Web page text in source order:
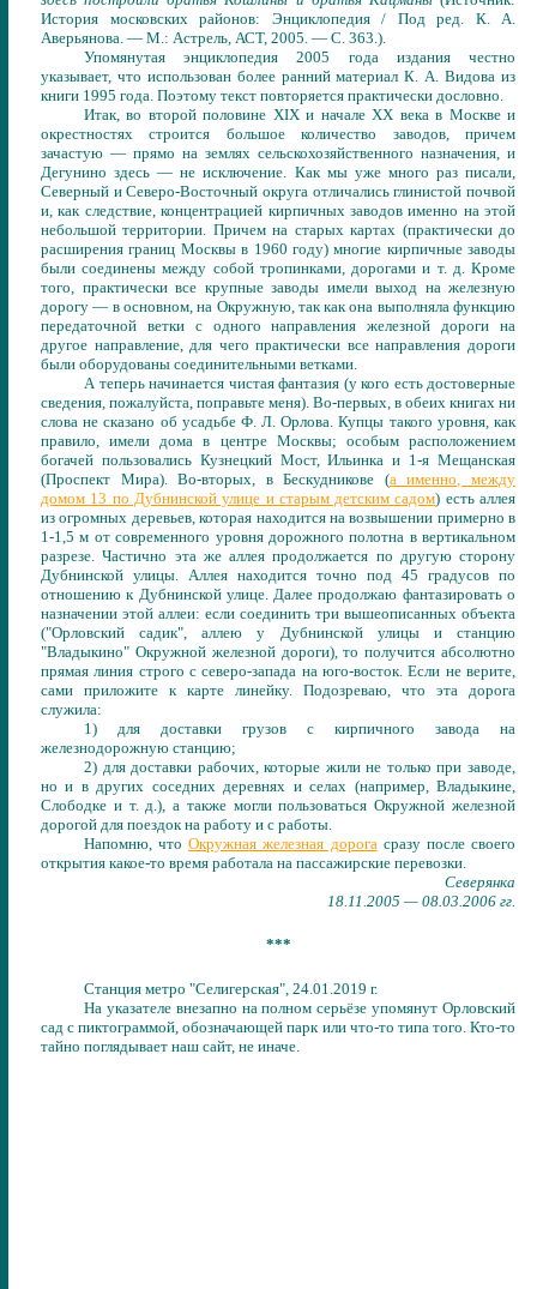
История московских районов: Энциклопедия / Под ред. К. А.
Аверьянова. — М.: Астрель, АСТ, 2005. — С. 363.).
Упомянутая энциклопедия 2005 года издания честно
указывает, что использован более ранний материал К. А. Видова из
книги 1995 года. Поэтому текст повторяется практически дословно.
Итак, во второй половине XIX и начале XX века в Москве и
окрестностях строится большое количество заводов, причем
зачастую — прямо на землях сельскохозяйственного назначения, и
Дегунино здесь — не исключение. Как мы уже много раз писали,
Северный и Северо-Восточный округа отличались глинистой почвой
и, как следствие, концентрацией кирпичных заводов именно на этой
небольшой территории. Причем на старых картах (практически до
расширения границ Москвы в 1960 году) многие кирпичные заводы
были соединены между собой тропинками, дорогами и т. д. Кроме
того, практически все крупные заводы имели выход на железную
дорогу — в основном, на Окружную, так как она выполняла функцию
передаточной ветки с одного направления железной дороги на
другое направление, для чего практически все направления дороги
были оборудованы соединительными ветками.
А теперь начинается чистая фантазия (у кого есть достоверные
сведения, пожалуйста, поправьте меня). Во-первых, в обеих книгах ни
слова не сказано об усадьбе Ф. Л. Орлова. Купцы такого уровня, как
правило, имели дома в центре Москвы; особым расположением
богачей пользовались Кузнецкий Мост, Ильинка и 1-я Мещанская
(Проспект Мира). Во-вторых, в Бескудникове (а именно, между
домом 13 по Дубнинской улице и старым детским садом) есть аллея
из огромных деревьев, которая находится на возвышении примерно в
1-1,5 м от современного уровня дорожного полотна в вертикальном
разрезе. Частично эта же аллея продолжается по другую сторону
Дубнинской улицы. Аллея находится точно под 45 градусов по
отношению к Дубнинской улице. Далее продолжаю фантазировать о
назначении этой аллеи: если соединить три вышеописанных объекта
("Орловский садик", аллею у Дубнинской улицы и станцию
"Владыкино" Окружной железной дороги), то получится абсолютно
прямая линия строго с северо-запада на юго-восток. Если не верите,
сами приложите к карте линейку. Подозреваю, что эта дорога
служила:
1) для доставки грузов с кирпичного завода на
железнодорожную станцию;
2) для доставки рабочих, которые жили не только при заводе,
но и в других соседних деревнях и селах (например, Владыкине,
Слободке и т. д.), а также могли пользоваться Окружной железной
дорогой для поездок на работу и с работы.
Напомню, чтоОкружная железная дорогасразу после своего
открытия какое-то время работала на пассажирские перевозки.
Северянка
18.11.2005 — 08.03.2006 гг.
***
Станция метро "Селигерская", 24.01.2019 г.
На указателе внезапно на полном серьёзе упомянут Орловский
сад с пиктограммой, обозначающей парк или что-то типа того. Кто-то
тайно поглядывает наш сайт, не иначе.